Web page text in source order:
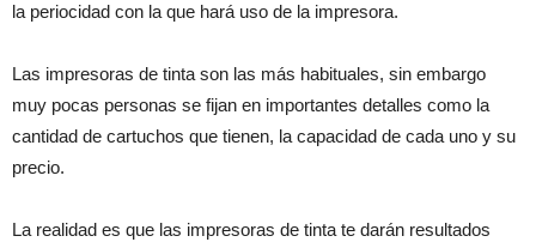
la periocidad con la que hará uso de la impresora.
Las impresoras de tinta son las más habituales, sin embargo
muy pocas personas se fijan en importantes detalles como la
cantidad de cartuchos que tienen, la capacidad de cada uno y su
precio.
La realidad es que las impresoras de tinta te darán resultados